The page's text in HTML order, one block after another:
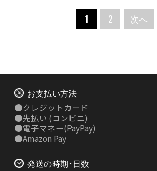
1 2 次へ
お支払い方法
●クレジットカード
●先払い (コンビニ)
●電子マネー(PayPay)
●Amazon Pay
発送の時期･日数